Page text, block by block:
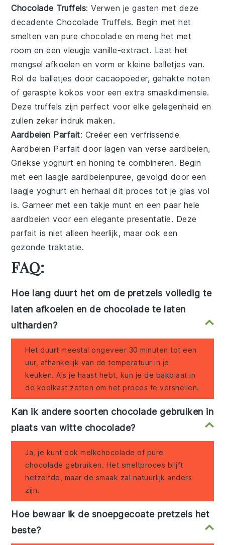
Chocolade Truffels: Verwen je gasten met deze
decadenteChocolade Truffels. Begin met het
smelten van pure chocolade en meng het met
room en een vleugje vanille-extract. Laat het
mengsel afkoelen en vorm er kleine balletjes van.
Rol de balletjes door cacaopoeder, gehakte noten
of geraspte kokos voor een extra smaakdimensie.
Deze truffels zijn perfect voor elke gelegenheid en
zullen zeker indruk maken.
Aardbeien Parfait: Creëer een verfrissende
Aardbeien Parfait door lagen van verse aardbeien,
Griekse yoghurt en honing te combineren. Begin
met een laagje aardbeienpuree, gevolgd door een
laagje yoghurt en herhaal dit proces tot je glas vol
is. Garneer met een takje munt en een paar hele
aardbeien voor een elegante presentatie. Deze
parfait is niet alleen heerlijk, maar ook een
gezonde traktatie.
FAQ:
Hoe lang duurt het om de pretzels volledig te
laten afkoelen en de chocolade te laten
uitharden?
Het duurt meestal ongeveer 30 minuten tot een
uur, afhankelijk van de temperatuur in je
keuken. Als je haast hebt, kun je de bakplaat in
de koelkast zetten om het proces te versnellen.
Kan ik andere soorten chocolade gebruiken in
plaats van witte chocolade?
Ja, je kunt ook melkchocolade of pure
chocolade gebruiken. Het smeltproces blijft
hetzelfde, maar de smaak zal natuurlijk anders
zijn.
Hoe bewaar ik de snoepgecoate pretzels het
beste?